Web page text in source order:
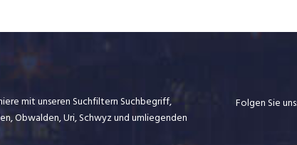
mit unseren Suchfiltern Suchbegriff,
Obwalden, Uri, Schwyz und umliegenden
Folgen Sie uns